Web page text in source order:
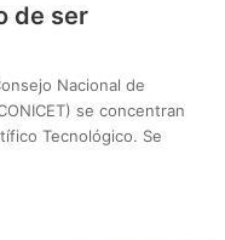
de ser
Nacional de
se concentran
Tecnológico. Se